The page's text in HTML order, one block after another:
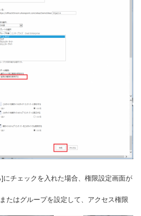
にチェックを入れた場合、権限設定画面が
たはグループを設定して、アクセス権限